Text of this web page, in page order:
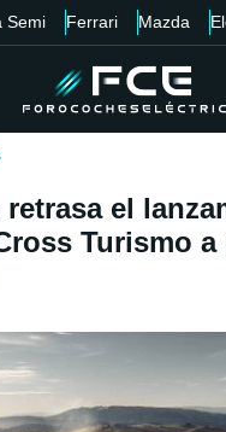
Semi Ferrari Mazda
retrasa el
Turismo